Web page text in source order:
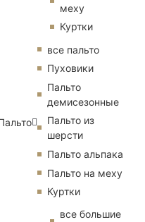
меху
Куртки
все пальто
Пуховики
Пальто
демисезонные
Пальто из
шерсти
Пальто альпака
Пальто на меху
Куртки
все большие